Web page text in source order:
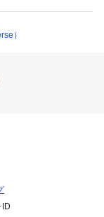
のジップポーチ
クルナイロン
ご覧ください
）
ID